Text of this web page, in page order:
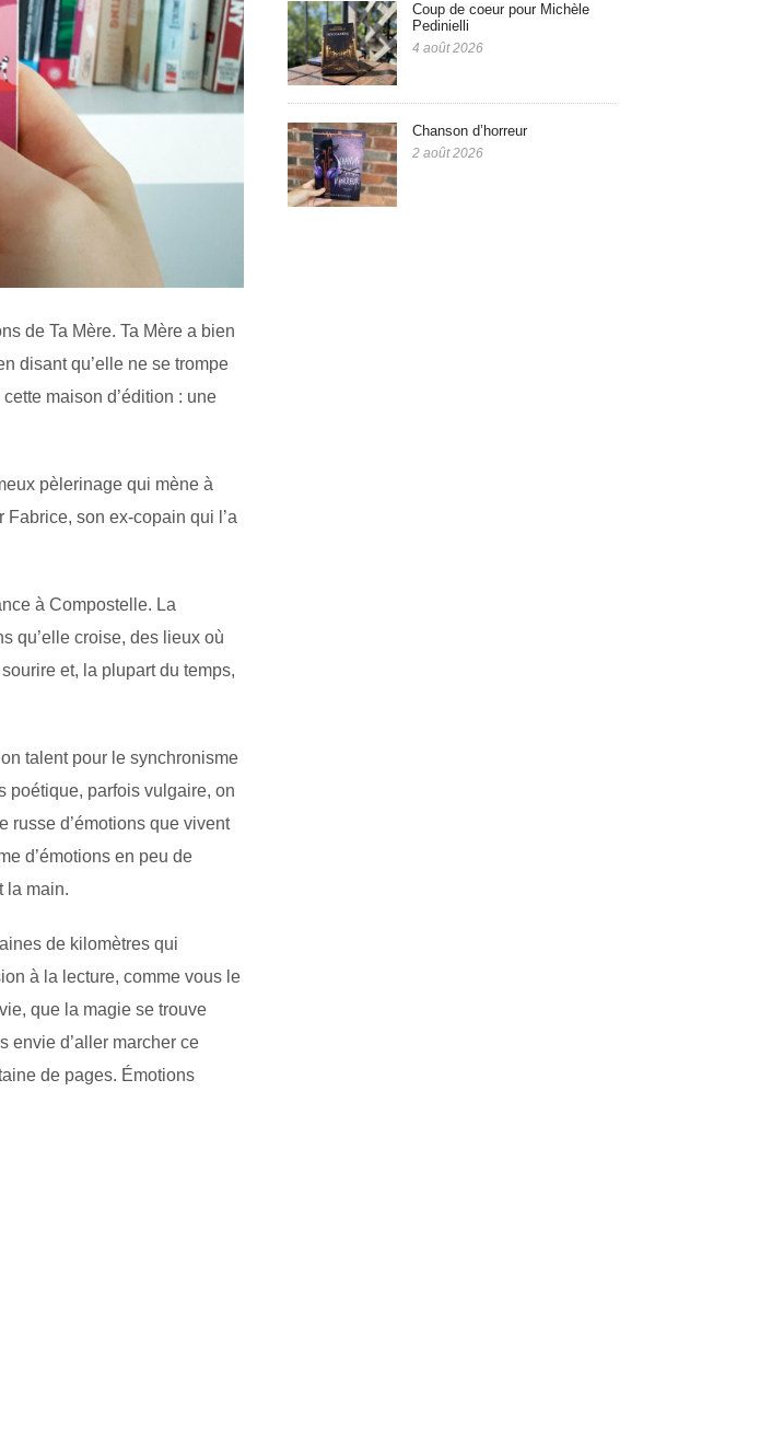
de Ta Mère. Ta Mère a bien
disant qu’elle ne se trompe
maison d’édition : une
pèlerinage qui mène à
son ex-copain qui l’a
à Compostelle. La
qu’elle croise, des lieux où
et, la plupart du temps,
talent pour le synchronisme
poétique, parfois vulgaire, on
russe d’émotions que vivent
d’émotions en peu de
la main.
de kilomètres qui
à la lecture, comme vous le
que la magie se trouve
envie d’aller marcher ce
de pages. Émotions
Coup de coeur pour Michèle
Pedinielli
4 août 2026
Chanson d’horreur
2 août 2026